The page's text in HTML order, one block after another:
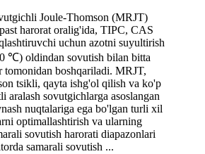
Joule-Thomson (MRJT)
harorat oralig'ida, TIPC, CAS
uchun azotni suyultirish
℃) oldindan sovutish bilan bitta
tomonidan boshqariladi. MRJT,
tsikli, qayta ishg'ol qilish va ko'p
aralash sovutgichlarga asoslangan
nuqtalariga ega bo'lgan turli xil
optimallashtirish va ularning
sovutish harorati diapazonlari
samarali sovutish ...